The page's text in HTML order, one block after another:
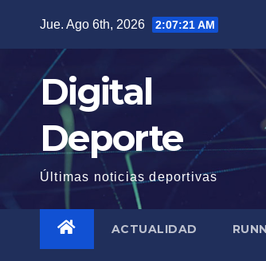
contenido
Jue. Ago 6th, 2026 2:07:21 AM
Digital
Deporte
Últimas noticias deportivas
ACTUALIDAD